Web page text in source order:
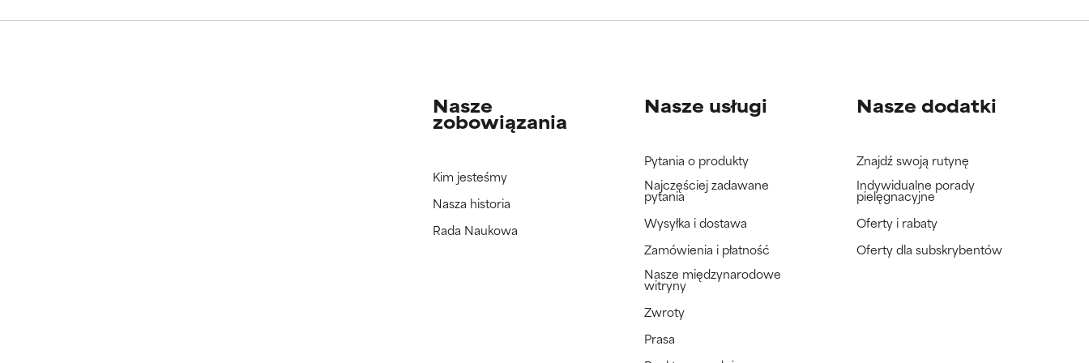
Nie oceniliśmy jeszcze tego składnika, ponieważ nie mieliśmy okazji przeanalizować badań na
Nie oceniliśmy jeszcze tego składnika, ponieważ nie mieliśmy okazji przeanalizować badań na
Nasze
zobowiązania
Kim jesteśmy
Nasza historia
Rada Naukowa
Nasze usługi
Pytania o produkty
Najczęściej zadawane
pytania
Wysyłka i dostawa
Zamówienia i płatność
Nasze międzynarodowe
witryny
Zwroty
Prasa
Nasze dodatki
Znajdź swoją rutynę
Indywidualne porady
pielęgnacyjne
Oferty i rabaty
Oferty dla subskrybentów